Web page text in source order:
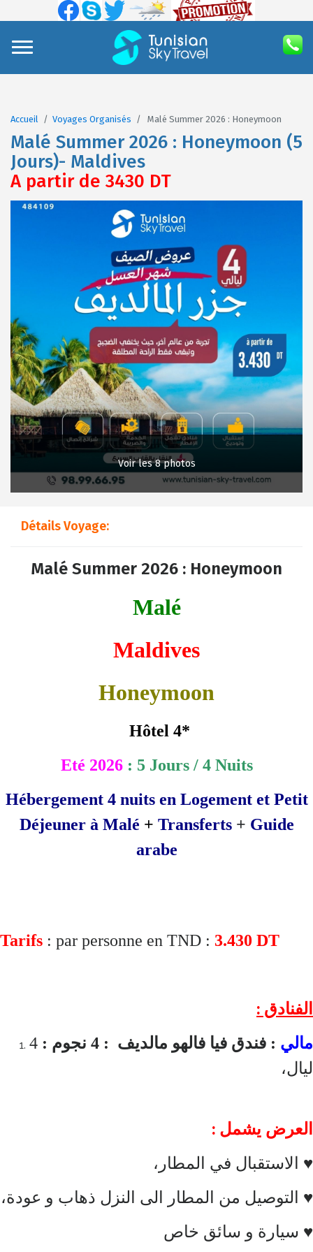
Accueil Voyages Organisés Malé Summer 2026 : Honeymoon
Malé Summer 2026 : Honeymoon (5
Jours)- Maldives
A partir de 3430 DT
Voir les 8 photos
Détails Voyage:
Malé Summer 2026 : Honeymoon
Malé
Maldives
Honeymoon
Hôtel 4*
Eté 2026 : 5 Jours / 4 Nuits
Hébergement 4 nuits en Logement et Petit
Déjeuner à Malé + Transferts + Guide
arabe
Tarifs : par personne en TND : 3.430 DT
الفنادق :
مالي : فندق فيا فالهو مالديف : 4 نجوم :
4
ليال،
العرض يشمل :
♥ الاستقبال في المطار،
♥ التوصيل من المطار الى النزل ذهاب و عودة،
♥ سيارة و سائق خاص